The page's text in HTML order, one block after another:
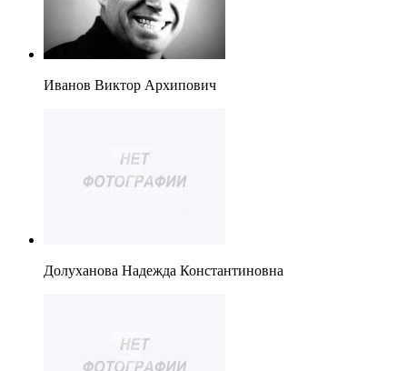
Иванов Виктор Архипович
Долуханова Надежда Константиновна